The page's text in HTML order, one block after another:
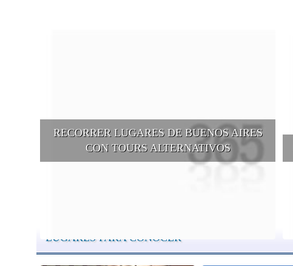
RECORRER LUGARES DE BUENOS AIRES
CON TOURS ALTERNATIVOS
LUGARES PARA CONOCER